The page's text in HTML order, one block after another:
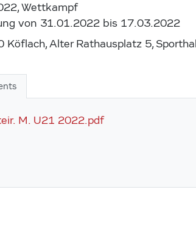
Wettkampf
von 31.01.2022 bis 17.03.2022
Köflach, Alter Rathausplatz 5,
M. U21 2022.pdf